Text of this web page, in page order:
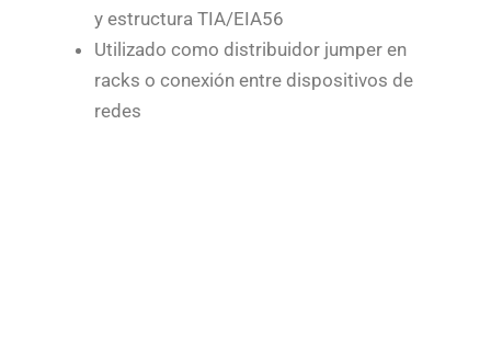
y estructura TIA/EIA56
Utilizado como distribuidor jumper en
racks o conexión entre dispositivos de
redes